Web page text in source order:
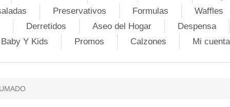
Preservativos Formulas
Waffles
Derretidos
Aseo del Hogar
Despensa
Baby Y Kids
Promos Calzones Mi cuenta